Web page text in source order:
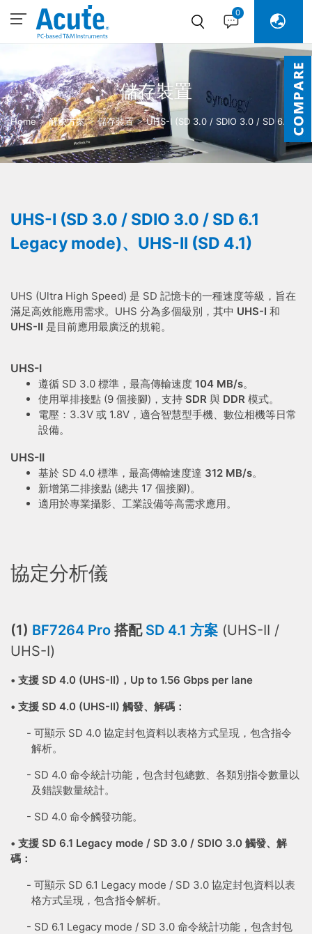
0
儲存裝置
Home 解決方案 儲存裝置
UHS-I (SD 3.0 / SDIO 3.0 / SD 6.1
Legacy mode)、UHS-II (SD 4.1)
UHS-I (SD 3.0 / SDIO 3.0 / SD 6.1
Legacy mode)、UHS-II (SD 4.1)
UHS (Ultra High Speed) 是 SD 記憶卡的一種速度等級，旨在
滿足高效能應用需求。UHS 分為多個級別，其中 UHS-I 和
UHS-II 是目前應用最廣泛的規範。
UHS-I
遵循 SD 3.0 標準，最高傳輸速度 104 MB/s。
使用單排接點 (9 個接腳)，支持 SDR 與 DDR 模式。
電壓：3.3V 或 1.8V，適合智慧型手機、數位相機等日常
設備。
UHS-II
基於 SD 4.0 標準，最高傳輸速度達 312 MB/s。
新增第二排接點 (總共 17 個接腳)。
適用於專業攝影、工業設備等高需求應用。
協定分析儀
(1) BF7264 Pro 搭配 SD 4.1 方案 (UHS-II /
UHS-I)
• 支援 SD 4.0 (UHS-II)，Up to 1.56 Gbps per lane
• 支援 SD 4.0 (UHS-II) 觸發、 解碼 ：
- 可顯示 SD 4.0 協定封包資料以表格方式呈現，包含指令
解析。
- SD 4.0 命令統計功能，包含封包總數、各類別指令數量以
及錯誤數量統計。
- SD 4.0 命令觸發功能。
• 支援 SD 6.1 Legacy mode / SD 3.0 / SDIO 3.0 觸發、解
碼：
- 可顯示 SD 6.1 Legacy mode / SD 3.0 協定封包資料以表
格方式呈現，包含指令解析。
- SD 6.1 Legacy mode / SD 3.0 命令統計功能，包含封包